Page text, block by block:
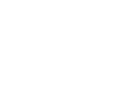
betyder, at den afgiver et